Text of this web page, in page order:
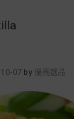
值及其優缺點
07 by 優馬選品